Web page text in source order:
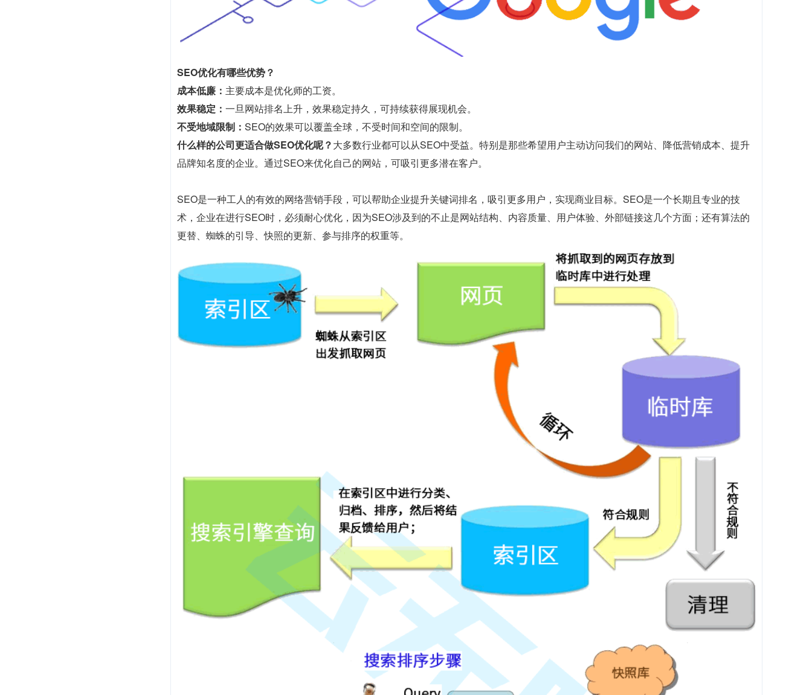
SEO优化有哪些优势？
成本低廉： 主要成本是优化师的工资。
效果稳定： 一旦网站排名上升，效果稳定持久，可持续获得展现机会。
不受地域限制： SEO的效果可以覆盖全球，不受时间和空间的限制。
什么样的公司更适合做SEO优化呢？大多数行业都可以从SEO中受益。特别是那些希望用户主动访问我们的网站、降低营销成本、提升
品牌知名度的企业。通过SEO来优化自己的网站，可吸引更多潜在客户。
SEO是一种工人的有效的网络营销手段，可以帮助企业提升关键词排名，吸引更多用户，实现商业目标。SEO是一个长期且专业的技
术，企业在进行SEO时，必须耐心优化，因为SEO涉及到的不止是网站结构、内容质量、用户体验、外部链接这几个方面；还有算法的
更替、蜘蛛的引导、快照的更新、参与排序的权重等。